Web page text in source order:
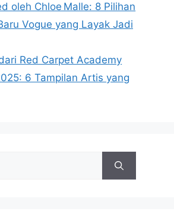
oleh Chloe Malle: 8 Pilihan
Vogue yang Layak Jadi
Red Carpet Academy
6 Tampilan Artis yang